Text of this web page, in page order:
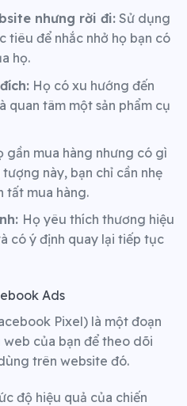
nhưng rời đi:Sử dụng
tiêu để nhắc nhở họ bạn có
họ.
Họ có xu hướng đến
quan tâm một sản phẩm cụ
gần mua hàng nhưng có gì
này, bạn chỉ cần nhẹ
tất mua hàng.
Họ yêu thích thương hiệu
có ý định quay lại tiếp tục
Ads
Pixel) là một đoạn
của bạn để theo dõi
trên website đó.
độ hiệu quả của chiến